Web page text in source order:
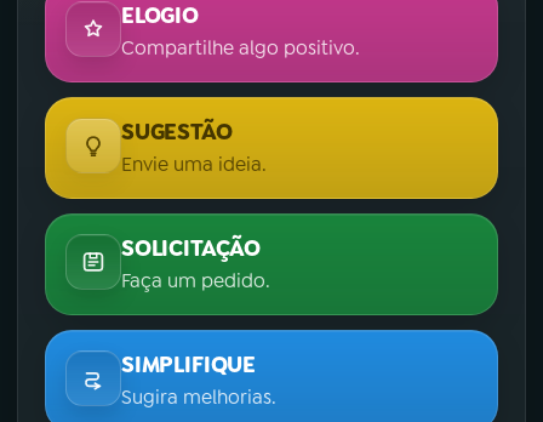
ELOGIO
Compartilhe algo positivo.
SUGESTÃO
Envie uma ideia.
SOLICITAÇÃO
Faça um pedido.
SIMPLIFIQUE
Sugira melhorias.